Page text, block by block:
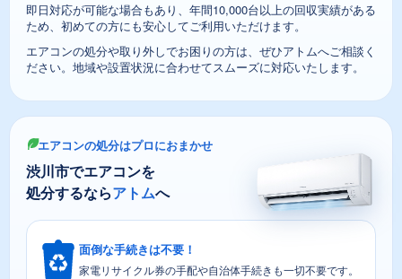
即日対応が可能な場合もあり、年間10,000台以上の回収実績がある
ため、初めての方にも安心してご利用いただけます。
エアコンの処分や取り外しでお困りの方は、ぜひアトムへご相談く
ださい。地域や設置状況に合わせてスムーズに対応いたします。
エアコンの処分はプロにおまかせ
渋川市でエアコンを
処分するならアトムへ
面倒な手続きは不要！
家電リサイクル券の手配や自治体手続きも一切不要です。